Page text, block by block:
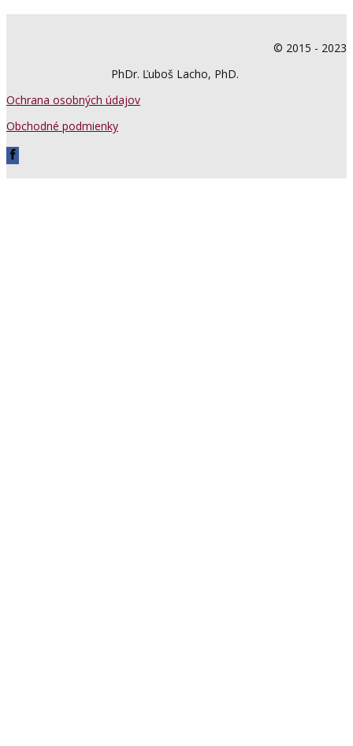
© 2015 - 2023
PhDr. Ľuboš Lacho, PhD.
Ochrana osobných údajov
Obchodné podmienky